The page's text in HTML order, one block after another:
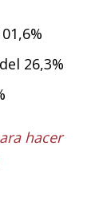
26,3%
hacer